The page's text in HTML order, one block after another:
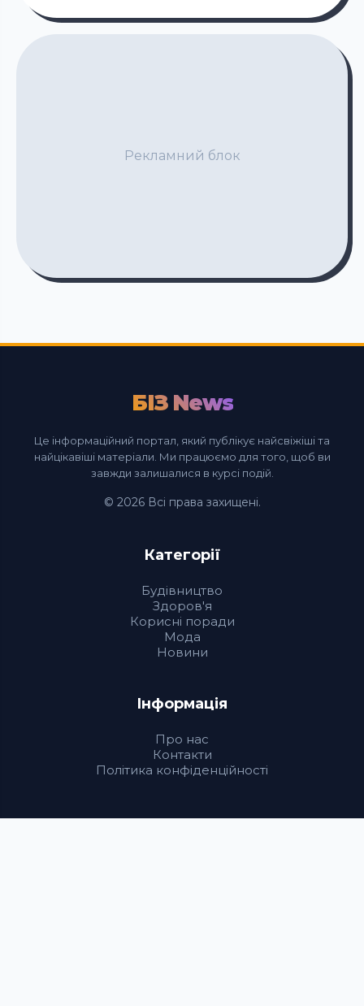
Рекламний блок
БІЗ News
Це інформаційний портал, який публікує найсвіжіші та
найцікавіші матеріали. Ми працюємо для того, щоб ви
завжди залишалися в курсі подій.
© 2026 Всі права захищені.
Категорії
Будівництво
Здоров'я
Корисні поради
Мода
Новини
Інформація
Про нас
Контакти
Політика конфіденційності